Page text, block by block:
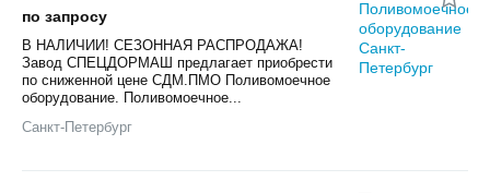
по запросу
В НАЛИЧИИ! СЕЗОННАЯ РАСПРОДАЖА!
Завод СПЕЦДОРМАШ предлагает приобрести
по сниженной цене СДМ.ПМО Поливомоечное
оборудование. Поливомоечное...
Санкт-Петербург